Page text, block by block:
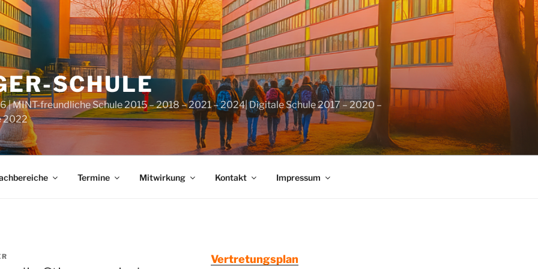
SCHULE
| MINT-freundliche Schule 2015 – 2018 – 2021 – 2024| Digitale Schule 2017 – 2020 –
2022
Termine Mitwirkung Kontakt Impressum
Vertretungsplan